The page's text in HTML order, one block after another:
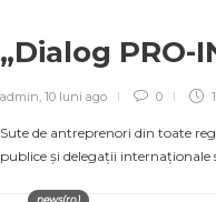
„Dialog PRO-
admin, 10 luni ago 0
Sute de antreprenori din toate
publice și delegații internaționale
news(ro)